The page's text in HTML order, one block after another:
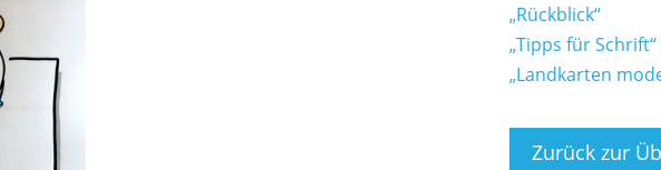
„Rückblick“
„Tipps für Schrift“
„Landkarten
Zurück zur